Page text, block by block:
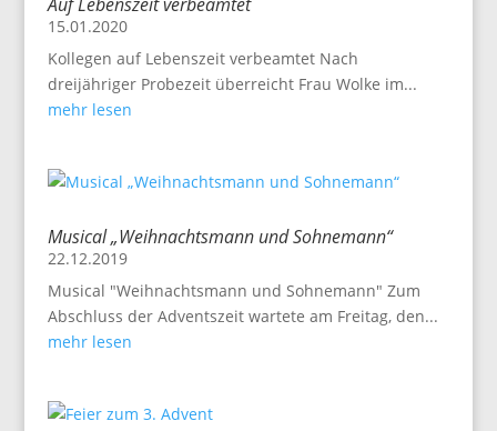
15.01.2020
Kollegen auf Lebenszeit verbeamtet Nach
dreijähriger Probezeit überreicht Frau Wolke im...
mehr lesen
Musical „Weihnachtsmann und Sohnemann“
22.12.2019
Musical "Weihnachtsmann und Sohnemann" Zum
Abschluss der Adventszeit wartete am Freitag, den...
mehr lesen